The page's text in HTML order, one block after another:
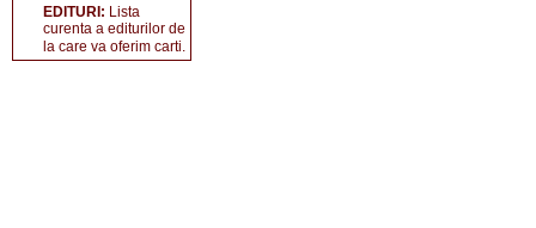
EDITURI: Lista
curenta a editurilor de
la care va oferim carti.